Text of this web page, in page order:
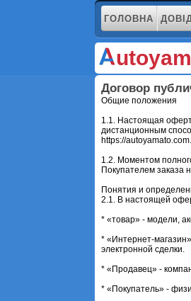
ГОЛОВНА
Договор
Общие положения
1.1. Настоящая
дистанционным
https://
1.2. Моментом
Покупателем заказа
Понятия и
2.1. В настоящей
* «товар» - модели,
* «Интернет-
электронной сделки.
* «Продавец» -
* «Покупатель» -